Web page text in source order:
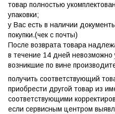
товар полностью
упаковки;
у Вас есть в наличии
покупки.(чек с почты)
После возврата товара
в течение 14 дней
возникшие по вине
получить соответствующий
приобрести другой товар из
соответствующими
если сервисным центром